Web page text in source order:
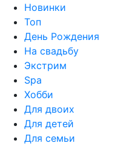
Новинки
Топ
День Рождения
На свадьбу
Экстрим
Spa
Хобби
Для двоих
Для детей
Для семьи